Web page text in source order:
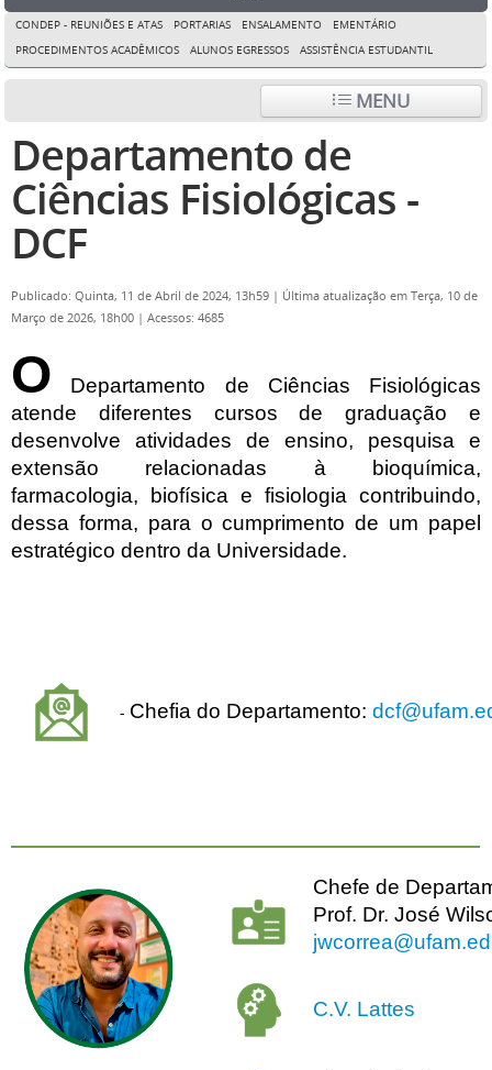
CONDEP - REUNIÕES E ATAS PORTARIAS ENSALAMENTO
EMENTÁRIO
PROCEDIMENTOS ACADÊMICOS
ALUNOS EGRESSOS ASSISTÊNCIA ESTUDANTIL
MENU
Departamento de
Ciências Fisiológicas -
DCF
Publicado: Quinta, 11 de Abril de 2024, 13h59 | Última atualização em Terça, 10 de
Março de 2026, 18h00 | Acessos: 4685
O Departamento de Ciências Fisiológicas
atende diferentes cursos de graduação e
desenvolve atividades de ensino, pesquisa e
extensão relacionadas à bioquímica,
farmacologia, biofísica e fisiologia contribuindo,
dessa forma, para o cumprimento de um papel
estratégico dentro da Universidade.
- Chefia do Departamento:
Chefe de
Prof. Dr. José
C.V. Lattes